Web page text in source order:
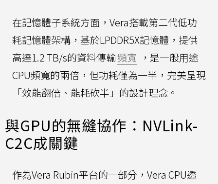
在記憶體子系統方面，Vera搭載第二代低功
耗記憶體架構，基於LPDDR5X記憶體，提供
高達1.2 TB/s的資料傳輸頻寬 ，是一般用途
CPU頻寬的兩倍，但功耗僅為一半，完美呈現
「效能翻倍、能耗砍半」的設計理念。
與GPU的無縫協作：NVLink-
C2C成關鍵
作為Vera Rubin平台的一部分，Vera CPU透